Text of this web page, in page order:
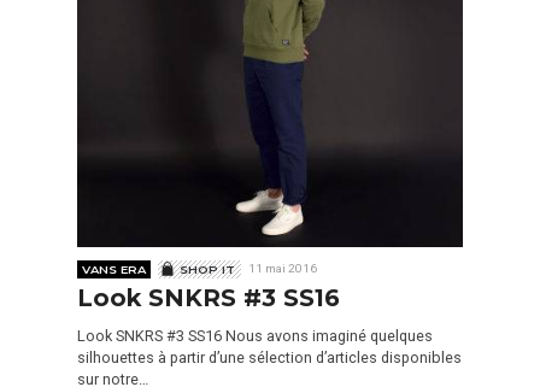
VANS ERA SHOP IT 11 mai 2016
Look SNKRS #3 SS16
Look SNKRS #3 SS16 Nous avons imaginé quelques
silhouettes à partir d’une sélection d’articles disponibles
sur notre…